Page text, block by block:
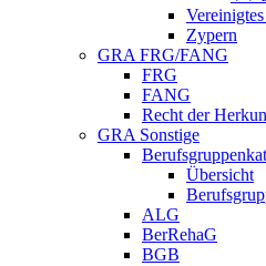
Zypern
GRA FRG/FANG
FRG
FANG
Recht der
GRA Sonstige
Übersicht
ALG
BerRehaG
BGB